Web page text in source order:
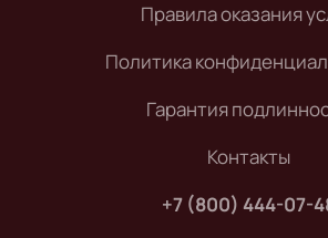
Правила оказания
Политика
Гарантия
Контакты
+7 (800) 444-07-